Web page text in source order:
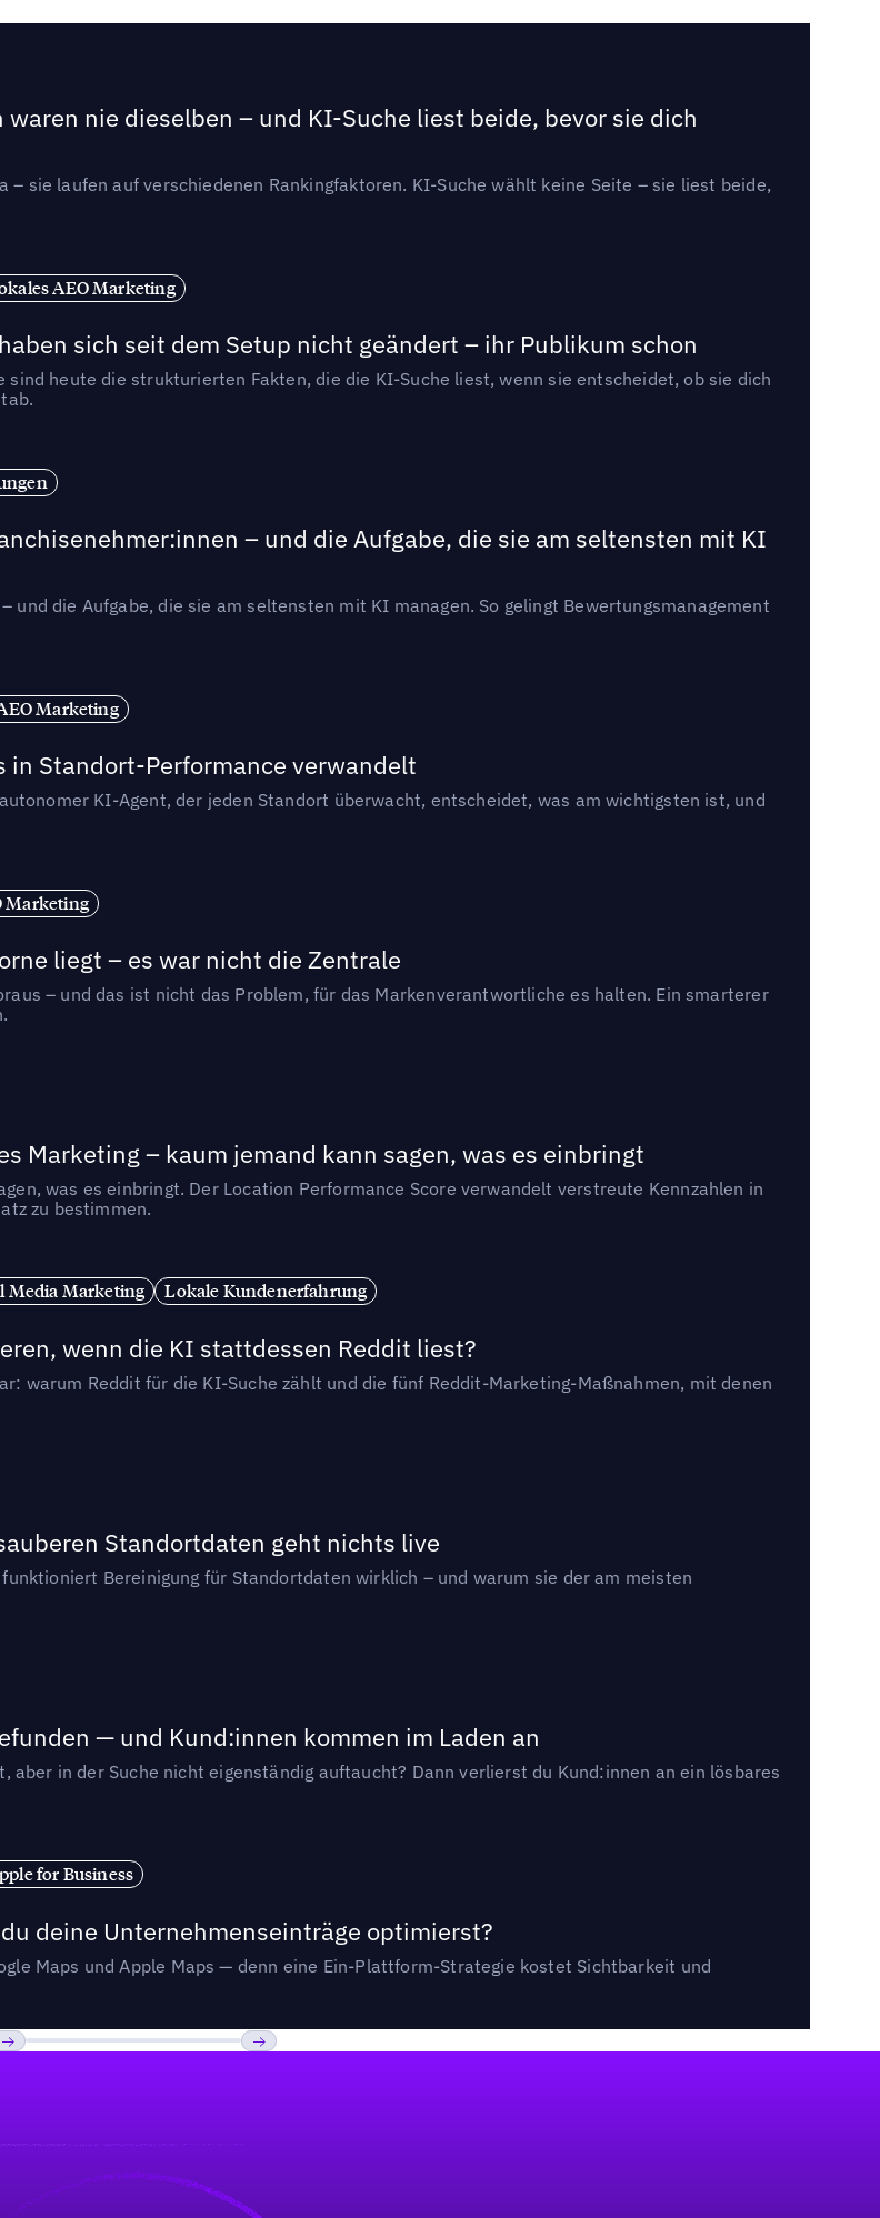
waren nie dieselben – und KI-Suche liest beide, bevor sie dich
– sie laufen auf verschiedenen Rankingfaktoren. KI-Suche wählt keine Seite – sie liest beide,
AEO Marketing
sich seit dem Setup nicht geändert – ihr Publikum schon
heute die strukturierten Fakten, die die KI-Suche liest, wenn sie entscheidet, ob sie dich
– und die Aufgabe, die sie am seltensten mit KI
die Aufgabe, die sie am seltensten mit KI managen. So gelingt Bewertungsmanagement
Marketing
in Standort-Performance verwandelt
KI-Agent, der jeden Standort überwacht, entscheidet, was am wichtigsten ist, und
Marketing
liegt – es war nicht die Zentrale
– und das ist nicht das Problem, für das Markenverantwortliche es halten. Ein smarterer
Marketing – kaum jemand kann sagen, was es einbringt
was es einbringt. Der Location Performance Score verwandelt verstreute Kennzahlen in
zu bestimmen.
Media Marketing Lokale Kundenerfahrung
wenn die KI stattdessen Reddit liest?
warum Reddit für die KI-Suche zählt und die fünf Reddit-Marketing-Maßnahmen, mit denen
Standortdaten geht nichts live
Bereinigung für Standortdaten wirklich – und warum sie der am meisten
— und Kund:innen kommen im Laden an
in der Suche nicht eigenständig auftaucht? Dann verlierst du Kund:innen an ein lösbares
for Business
deine Unternehmenseinträge optimierst?
Maps und Apple Maps — denn eine Ein-Plattform-Strategie kostet Sichtbarkeit und